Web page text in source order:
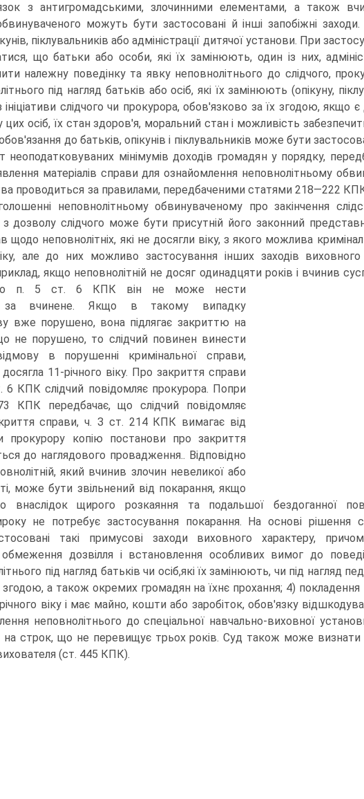
з антигромадськими, злочинними елементами, а також
можуть бути застосовані й інші запобіжні
піклувальників або адміністрації дитячої установи. При
що батьки або особи, які їх замінюють, один із них,
належну поведінку та явку неповнолітнього до слідчого,
під нагляд батьків або осіб, які їх замінюють (опікуну,
слідчого чи прокурора, обов'язково за їх згодою, якщо
цих осіб, їх стан здоров'я, моральний стан і можливість
до батьків, опікунів і піклувальників може бути
неоподатковуваних мінімумів доходів громадян у порядку,
матеріалів справи для ознайомлення неповнолітньому
проводиться за правилами, передбаченими статями 218—222
неповнолітньому обвинуваченому про закінчення
з дозволу слідчого може бути присутній його законний
щодо неповнолітніх, які не досягли віку, з якого можлива
але до них можливо застосування інших заходів виховного
якщо неповнолітній не досяг одинадцяти років і вчинив
п. 5 ст. 6 КПК він не може нести
за вчинене. Якщо в такому випадку
вже порушено, вона підлягає закриттю на
не порушено, то слідчий повинен винести
в порушенні кримінальної справи,
11-річного віку. Про закриття справи
6 КПК слідчий повідомляє прокурора. Попри
КПК передбачає, що слідчий повідомляє
справи, ч. З ст. 214 КПК вимагає від
прокурору копію постанови про закриття
до наглядового провадження.. Відповідно
який вчинив злочин невеликої або
може бути звільнений від покарання, якщо
внаслідок щирого розкаяння та подальшої бездоганної
не потребує застосування покарання. На основі рішення
такі примусові заходи виховного характеру,
дозвілля і встановлення особливих вимог до
під нагляд батьків чи осіб,які їх замінюють, чи під нагляд
а також окремих громадян на їхнє прохання; 4) покладення
віку і має майно, кошти або заробіток, обов'язку
неповнолітнього до спеціальної навчально-виховної
на строк, що не перевищує трьох років. Суд також може визнати
(ст. 445 КПК).